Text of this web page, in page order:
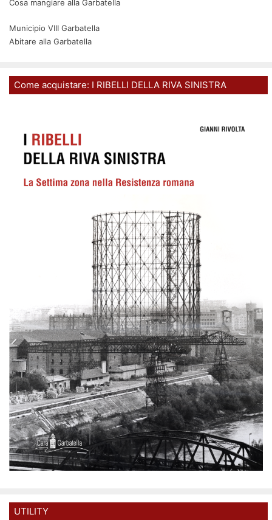
Cosa mangiare alla Garbatella
Municipio VIII Garbatella
Abitare alla Garbatella
Come acquistare: I RIBELLI DELLA RIVA SINISTRA
UTILITY